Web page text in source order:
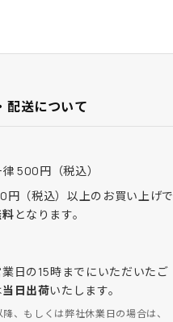
配送について
500円（税込）
円（税込）以上のお買い上げで
となります。
日の15時までにいただいたご
当日出荷いたします。
降、もしくは弊社休業日の場合は、